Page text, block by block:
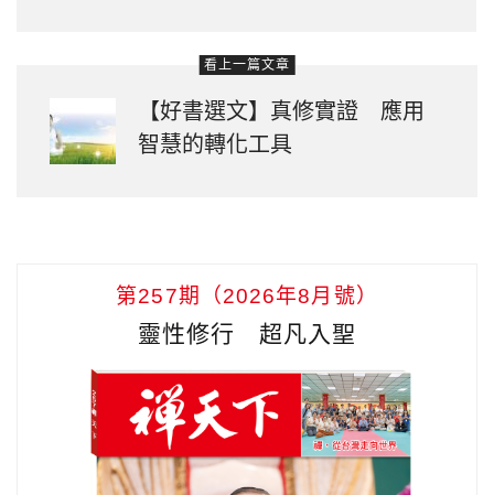
看上一篇文章
【好書選文】真修實證 應用
智慧的轉化工具
第257期（2026年8月號）
靈性修行 超凡入聖